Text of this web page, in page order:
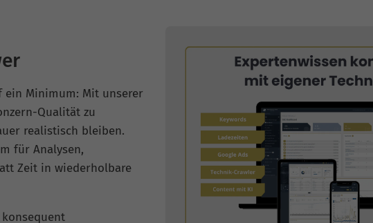
ein Minimum: Mit unserer
Qualität zu
realistisch bleiben.
für Analysen,
Zeit in wiederholbare